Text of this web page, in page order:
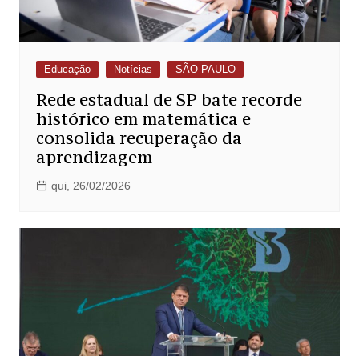
Educação Notícias SÃO PAULO
Rede estadual de SP bate recorde
histórico em matemática e
consolida recuperação da
aprendizagem
qui, 26/02/2026